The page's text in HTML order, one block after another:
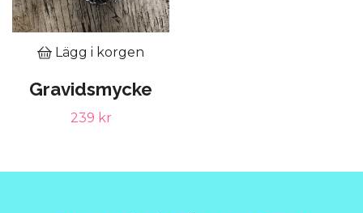
Lägg i korgen
Gravidsmycke
239 kr